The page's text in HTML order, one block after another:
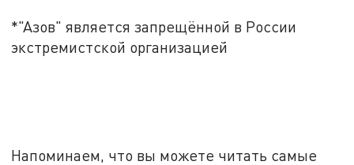
*"Азов" является запрещённой в России
экстремистской организацией
Напоминаем, что вы можете читать самые